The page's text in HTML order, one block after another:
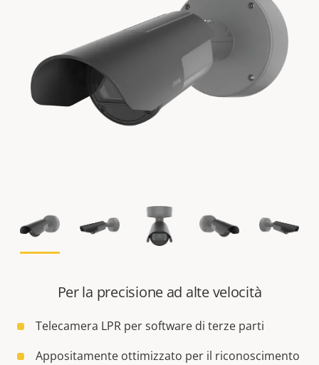
Per la precisione ad alte velocità
Telecamera LPR per software di terze parti
Appositamente ottimizzato per il riconoscimento